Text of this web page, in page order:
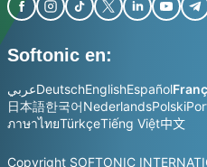
Softonic en:
عربيDeutschEnglishEspañol
日本語한국어NederlandsPolski
ภาษาไทยTürkçeTiếng Việt中文
Copyright SOFTONIC